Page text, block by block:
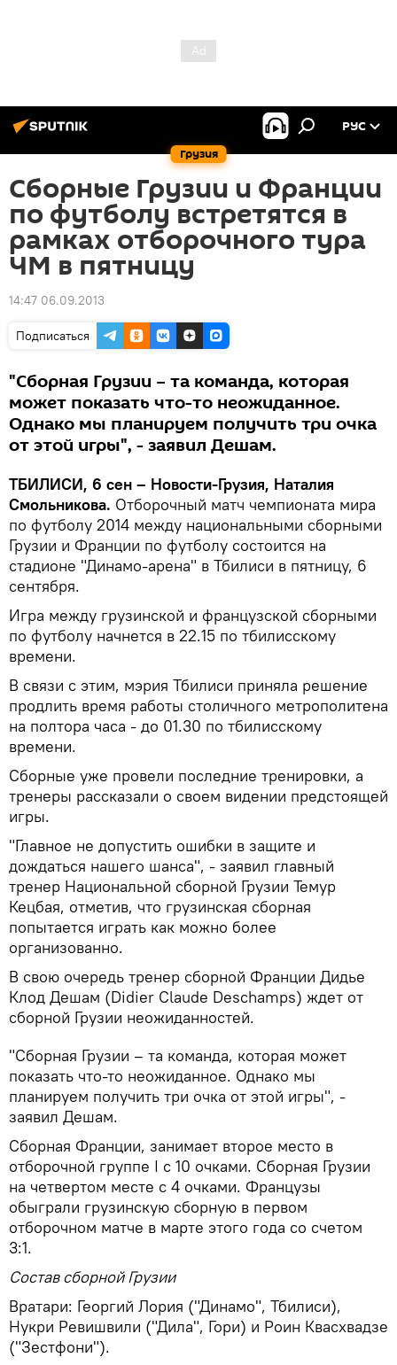
Грузия
РУС
Сборные Грузии и Франции
по футболу встретятся в
рамках отборочного тура
ЧМ в пятницу
14:47 06.09.2013
Подписаться
"Сборная Грузии – та команда, которая
может показать что-то неожиданное.
Однако мы планируем получить три очка
от этой игры", - заявил Дешам.
ТБИЛИСИ, 6 сен – Новости-Грузия, Наталия
Смольникова. Отборочный матч чемпионата мира
по футболу 2014 между национальными сборными
Грузии и Франции по футболу состоится на
стадионе "Динамо-арена" в Тбилиси в пятницу, 6
сентября.
Игра между грузинской и французской сборными
по футболу начнется в 22.15 по тбилисскому
времени.
В связи с этим, мэрия Тбилиси приняла решение
продлить время работы столичного метрополитена
на полтора часа - до 01.30 по тбилисскому
времени.
Сборные уже провели последние тренировки, а
тренеры рассказали о своем видении предстоящей
игры.
"Главное не допустить ошибки в защите и
дождаться нашего шанса", - заявил главный
тренер Национальной сборной Грузии Темур
Кецбая, отметив, что грузинская сборная
попытается играть как можно более
организованно.
В свою очередь тренер сборной Франции Дидье
Клод Дешам (Didier Claude Deschamps) ждет от
сборной Грузии неожиданностей.
"Сборная Грузии – та команда, которая может
показать что-то неожиданное. Однако мы
планируем получить три очка от этой игры", -
заявил Дешам.
Сборная Франции, занимает второе место в
отборочной группе I с 10 очками. Сборная Грузии
на четвертом месте с 4 очками. Французы
обыграли грузинскую сборную в первом
отборочном матче в марте этого года со счетом
3:1.
Состав сборной Грузии
Вратари: Георгий Лория ("Динамо", Тбилиси),
Нукри Ревишвили ("Дила", Гори) и Роин Квасхвадзе
("Зестфони").